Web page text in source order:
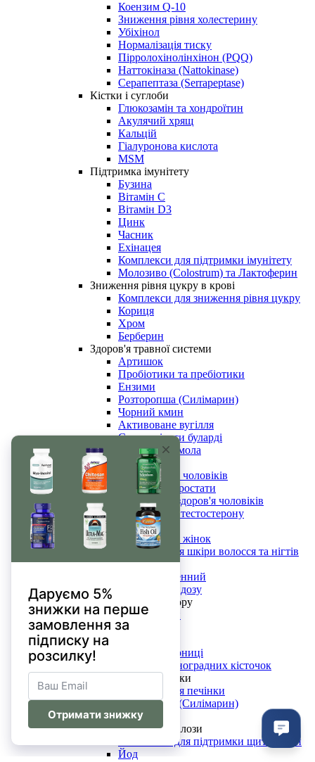
Коензим Q-10
Зниження рівня холестерину
Убіхінол
Нормалізація тиску
Пірролохінолінхінон (PQQ)
Наттокіназа (Nattokinase)
Серапептаза (Serrapeptase)
Кістки і суглоби
Глюкозамін та хондроїтин
Акулячий хрящ
Кальцій
Гіалуронова кислота
MSM
Підтримка імунітету
Бузина
Вітамін С
Вітамін D3
Цинк
Часник
Ехінацея
Комплекси для підтримки імунітету
Молозиво (Colostrum) та Лактоферин
Зниження рівня цукру в крові
Комплекси для зниження рівня цукру
Кориця
Хром
Берберин
Здоров'я травної системи
Артишок
Пробіотики та пребіотики
Ензими
Розторопша (Силімарин)
Чорний кмин
Активоване вугілля
Сахароміцети буларді
Мастикова смола
Чоловіче здоров'я
Вітаміни для чоловіків
Підтримка простати
Сексуальне здоров'я чоловіків
Підвищення тестостерону
Жіноче здоров'я
Вітаміни для жінок
Комплекс для шкіри волосся та нігтів
Менопауза
Вітекс священний
Проти кандидозу
Для поліпшення зору
Астаксантин
Зеаксантин
Екстракт чорниці
Екстракт виноградних кісточок
Для здоров'я печінки
Комплекс для печінки
Розторопша (Силімарин)
SAM-e
Для щитовидної залози
Комплекси для підтримки щитовидки
Йод